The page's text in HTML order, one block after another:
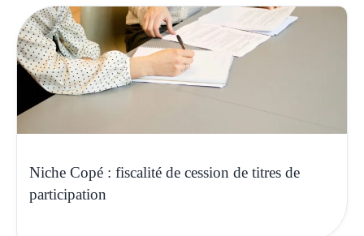
Niche Copé : fiscalité de cession de titres de
participation